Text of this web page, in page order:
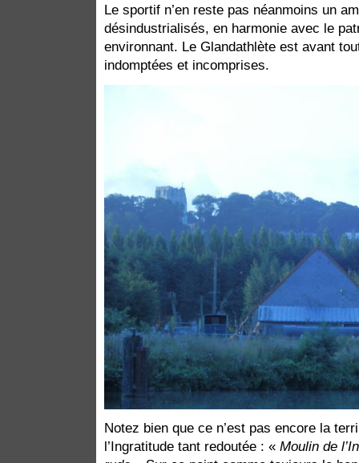
Le sportif n’en reste pas néanmoins un
désindustrialisés, en harmonie avec le
environnant. Le Glandathlète est avant
indomptées et incomprises.
Notez bien que ce n’est pas encore la
l’Ingratitude tant redoutée : « Moulin de